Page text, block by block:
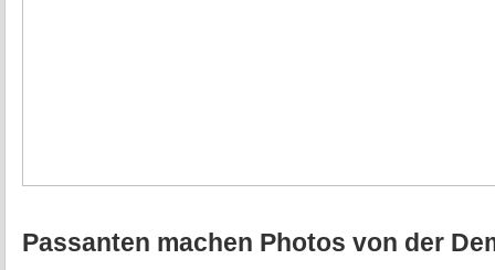
Passanten machen Photos von der